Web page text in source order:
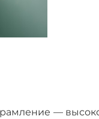
—